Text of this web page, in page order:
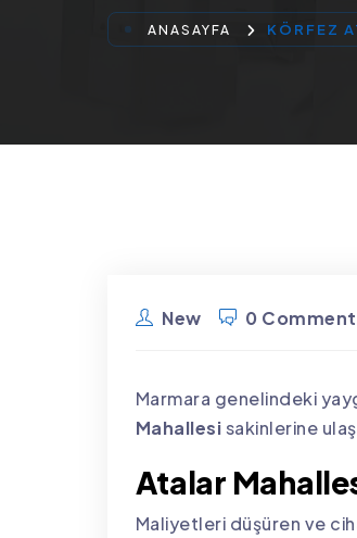
ANASAYFA KÖRFEZ
New 0
Marmara genelindeki
Mahallesisakinlerine
Atalar
Maliyetleri düşüren ve